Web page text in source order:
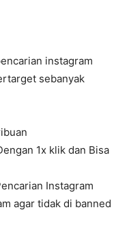
instagram
sebanyak
1x klik dan Bisa
Instagram
agar tidak di banned